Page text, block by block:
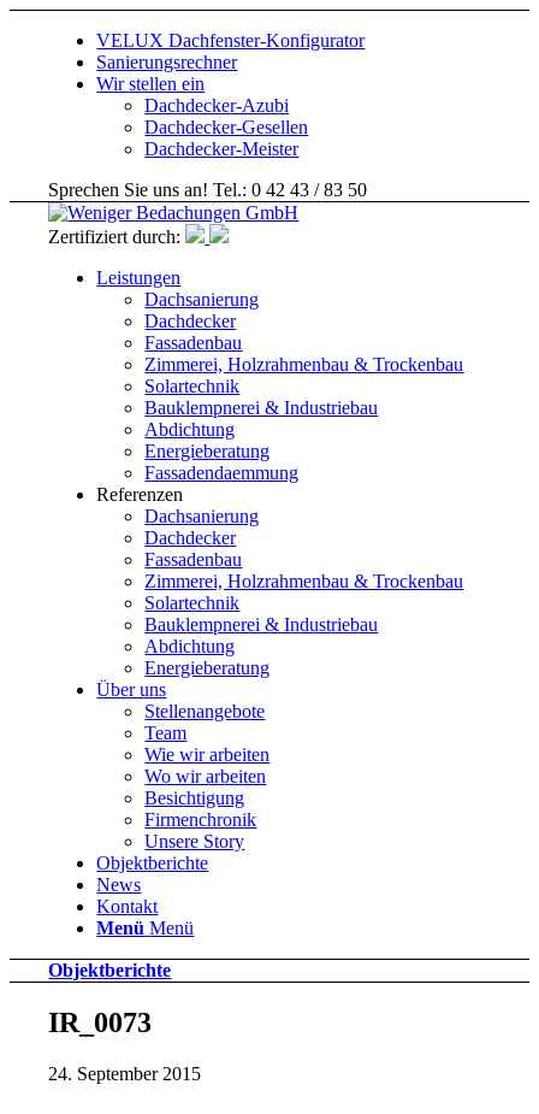
VELUX Dachfenster-Konfigurator
Sanierungsrechner
Wir stellen ein
Dachdecker-Azubi
Dachdecker-Gesellen
Dachdecker-Meister
Sprechen Sie uns an! Tel.: 0 42 43 / 83 50
Zertifiziert durch:
Leistungen
Dachsanierung
Dachdecker
Fassadenbau
Zimmerei, Holzrahmenbau & Trockenbau
Solartechnik
Bauklempnerei & Industriebau
Abdichtung
Energieberatung
Fassadendaemmung
Referenzen
Dachsanierung
Dachdecker
Fassadenbau
Zimmerei, Holzrahmenbau & Trockenbau
Solartechnik
Bauklempnerei & Industriebau
Abdichtung
Energieberatung
Über uns
Stellenangebote
Team
Wie wir arbeiten
Wo wir arbeiten
Besichtigung
Firmenchronik
Unsere Story
Objektberichte
News
Kontakt
Menü Menü
Objektberichte
IR_0073
24. September 2015